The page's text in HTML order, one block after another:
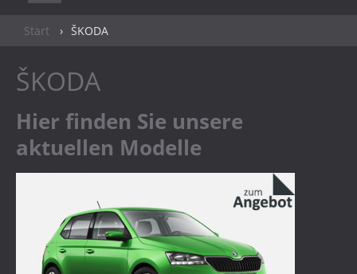
Start › ŠKODA
ŠKODA
Hier finden Sie unsere
aktuellen Modelle